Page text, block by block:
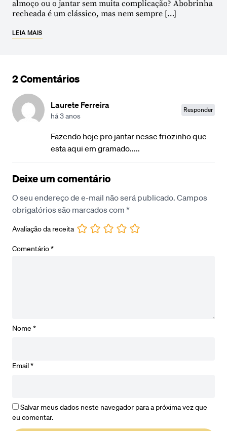
almoço ou o jantar sem muita complicação? Abobrinha
recheada é um clássico, mas nem sempre […]
LEIA MAIS
2 Comentários
Laurete Ferreira
há 3 anos
Responder
Fazendo hoje pro jantar nesse friozinho que
esta aqui em gramado.....
Deixe um comentário
O seu endereço de e-mail não será publicado. Campos
obrigatórios são marcados com *
Avaliação da receita
Comentário*
Nome *
Email*
Salvar meus dados neste navegador para a próxima vez que
eu comentar.